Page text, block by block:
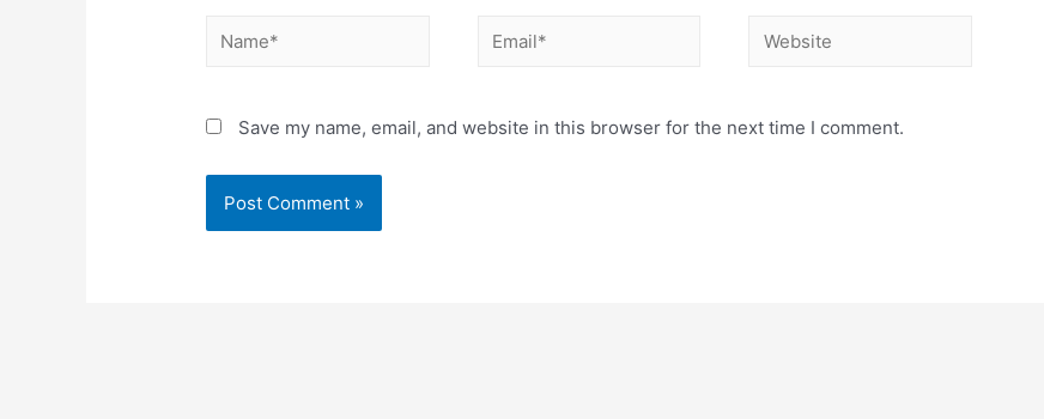
Name* Email* Website
Save my name, email, and website in this browser for the next time I comment.